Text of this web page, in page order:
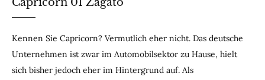
Kennen Sie Capricorn? Vermutlich eher nicht. Das deutsche
Unternehmen ist zwar im Automobilsektor zu Hause, hielt
sich bisher jedoch eher im Hintergrund auf. Als